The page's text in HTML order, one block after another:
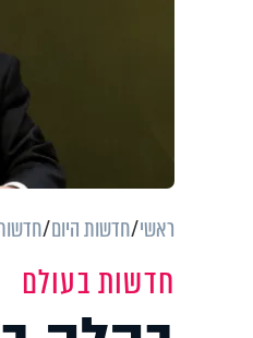
ראשי חדשות היום
חדשות בעולם